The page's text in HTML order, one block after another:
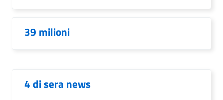
39 milioni
4 di sera news